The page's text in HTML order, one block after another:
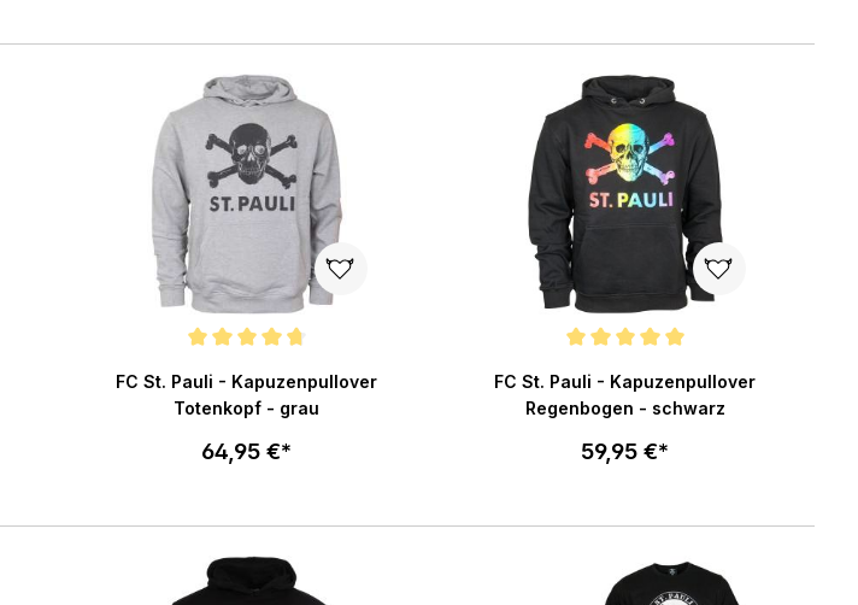
In den Warenkorb In den Warenkorb
FC St. Pauli - Kapuzenpullover
Totenkopf - grau
64,95 €*
In den Warenkorb
FC St. Pauli - Kapuzenpullover
Regenbogen - schwarz
59,95 €*
In den Warenkorb